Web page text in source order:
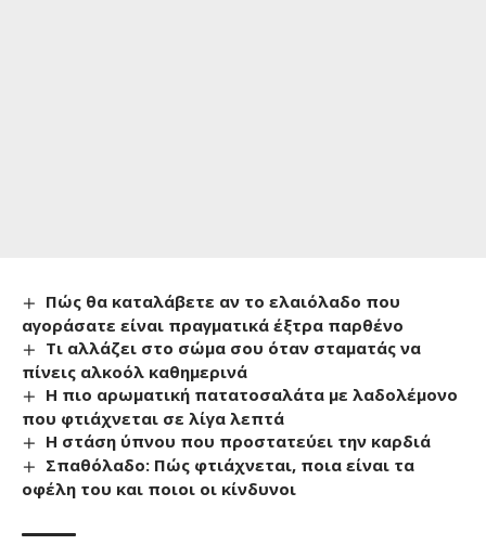
Πώς θα καταλάβετε αν το ελαιόλαδο που
αγοράσατε είναι πραγματικά έξτρα παρθένο
Τι αλλάζει στο σώμα σου όταν σταματάς να
πίνεις αλκοόλ καθημερινά
Η πιο αρωματική πατατοσαλάτα με λαδολέμονο
που φτιάχνεται σε λίγα λεπτά
Η στάση ύπνου που προστατεύει την καρδιά
Σπαθόλαδο: Πώς φτιάχνεται, ποια είναι τα
οφέλη του και ποιοι οι κίνδυνοι